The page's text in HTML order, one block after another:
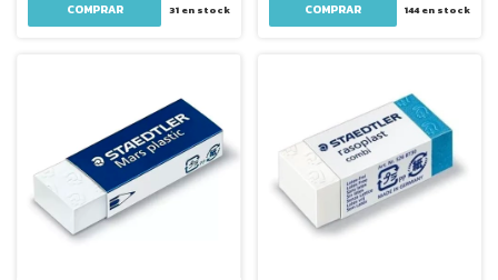
31en stock 144en stock